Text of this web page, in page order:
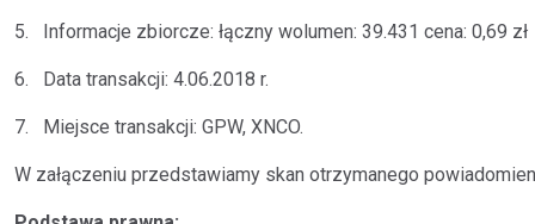
5. Informacje zbiorcze: łączny wolumen: 39.431 cena: 0,69 zł
6. Data transakcji: 4.06.2018 r.
7. Miejsce transakcji: GPW, XNCO.
W załączeniu przedstawiamy skan otrzymanego